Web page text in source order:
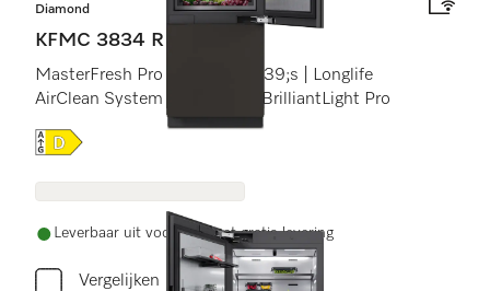
Diamond
KFMC 3834 R
MasterFresh Pro | Camera&#39;s | Longlife
AirClean System | IceMaker | BrilliantLight Pro
Online Label Flag, Energielabel
Leverbaar uit voorraad met gratis levering
Vergelijken